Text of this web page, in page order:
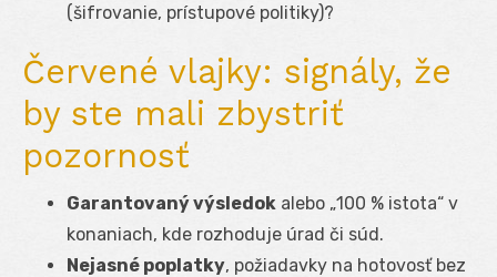
(šifrovanie, prístupové politiky)?
Červené vlajky: signály, že
by ste mali zbystriť
pozornosť
Garantovaný výsledok alebo „100 % istota“ v
konaniach, kde rozhoduje úrad či súd.
Nejasné poplatky, požiadavky na hotovosť bez